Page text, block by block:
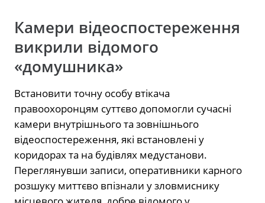
Камери відеоспостереження
викрили відомого
«домушника»
Встановити точну особу втікача
правоохоронцям суттєво допомогли сучасні
камери внутрішнього та зовнішнього
відеоспостереження, які встановлені у
коридорах та на будівлях медустанови.
Переглянувши записи, оперативники карного
розшуку миттєво впізнали у зловмиснику